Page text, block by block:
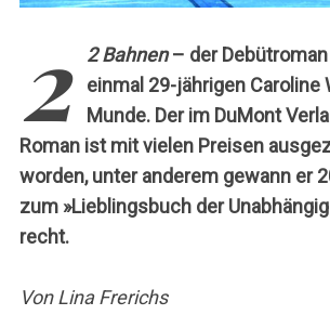
2 2 Bahnen– der
einmal 29-jährigen Caroline
Munde. Der im DuMont
Roman ist mit vielen Preisen
worden, unter anderem gewann er
zum »Lieblingsbuch der
recht.
Von Lina Frerichs